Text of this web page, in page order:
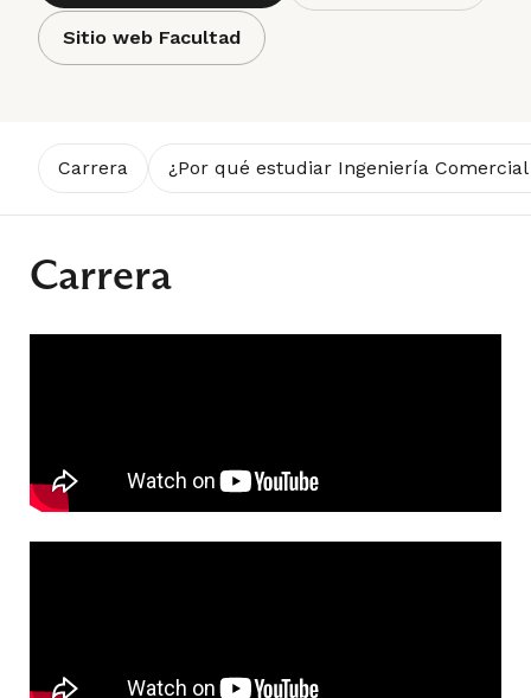
Sitio web Facultad
Carrera ¿Por qué estudiar Ingeniería
Carrera